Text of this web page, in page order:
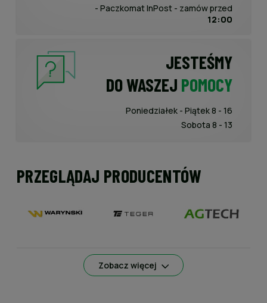
- Paczkomat InPost - zamów przed
12:00
JESTEŚMY
DO WASZEJ POMOCY
Poniedziałek - Piątek 8 - 16
Sobota 8 - 13
PRZEGLĄDAJ PRODUCENTÓW
Zobacz więcej